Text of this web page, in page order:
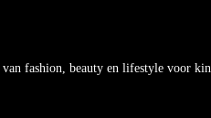
fashion, beauty en lifestyle voor